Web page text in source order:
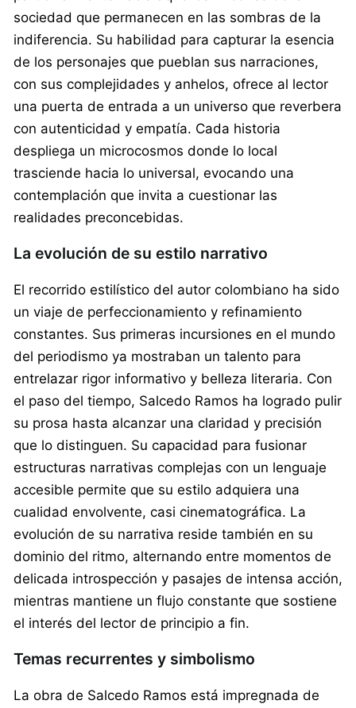
sociedad que permanecen en las sombras de la
indiferencia. Su habilidad para capturar la esencia
de los personajes que pueblan sus narraciones,
con sus complejidades y anhelos, ofrece al lector
una puerta de entrada a un universo que reverbera
con autenticidad y empatía. Cada historia
despliega un microcosmos donde lo local
trasciende hacia lo universal, evocando una
contemplación que invita a cuestionar las
realidades preconcebidas.
La evolución de su estilo narrativo
El recorrido estilístico del autor colombiano ha sido
un viaje de perfeccionamiento y refinamiento
constantes. Sus primeras incursiones en el mundo
del periodismo ya mostraban un talento para
entrelazar rigor informativo y belleza literaria. Con
el paso del tiempo, Salcedo Ramos ha logrado pulir
su prosa hasta alcanzar una claridad y precisión
que lo distinguen. Su capacidad para fusionar
estructuras narrativas complejas con un lenguaje
accesible permite que su estilo adquiera una
cualidad envolvente, casi cinematográfica. La
evolución de su narrativa reside también en su
dominio del ritmo, alternando entre momentos de
delicada introspección y pasajes de intensa acción,
mientras mantiene un flujo constante que sostiene
el interés del lector de principio a fin.
Temas recurrentes y simbolismo
La obra de Salcedo Ramos está impregnada de